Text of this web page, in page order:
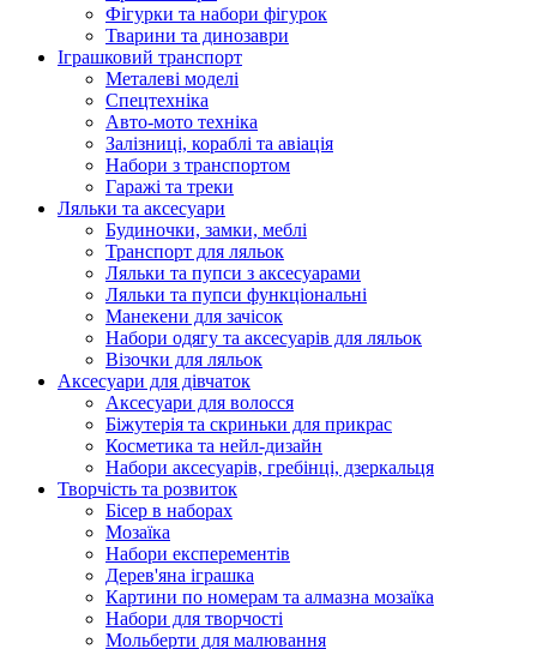
Фігурки та набори фігурок
Тварини та динозаври
Іграшковий транспорт
Металеві моделі
Спецтехніка
Авто-мото техніка
Залізниці, кораблі та авіація
Набори з транспортом
Гаражі та треки
Ляльки та аксесуари
Будиночки, замки, меблі
Транспорт для ляльок
Ляльки та пупси з аксесуарами
Ляльки та пупси функціональні
Манекени для зачісок
Набори одягу та аксесуарів для ляльок
Візочки для ляльок
Аксесуари для дівчаток
Аксесуари для волосся
Біжутерія та скриньки для прикрас
Косметика та нейл-дизайн
Набори аксесуарів, гребінці, дзеркальця
Творчість та розвиток
Бісер в наборах
Мозаїка
Набори експерементів
Дерев'яна іграшка
Картини по номерам та алмазна мозаїка
Набори для творчості
Мольберти для малювання